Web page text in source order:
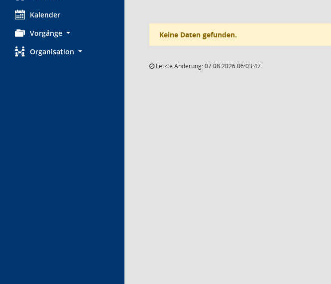
Kalender
Vorgänge
Organisation
Keine Daten gefunden.
Letzte Änderung: 07.08.2026 06:03:47